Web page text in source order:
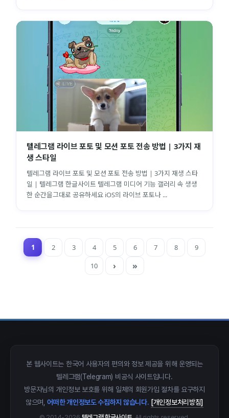
텔레그램 라이브 포토 및 모션 포토 전송 방법 | 3가지 재
생 스타일
텔레그램 라이브 포토 및 모션 포토 전송 방법 | 3가지 재생 스타
일 | 텔레그램 한글사이트 텔레그램 미디어 기능 갤러리 속 생생
한 순간을그대로 공유하세요 iOS의 라이브 포토나 ...
1 2 3 4 5 6 7 8
9
10
본 웹사이트는 한국어 사용자의 편의와 정보 제공을 위해 운영되는
텔레그램(Telegram) 비공식 사이트입니다.
방문자님의 개인정보 보호를 위해 일체의 회원가입 절차를 요구하지
않으며,어떠한 개인정보도 수집하지 않습니다. [개인정보처리방침]
지갑·미니앱
Home 바로가기